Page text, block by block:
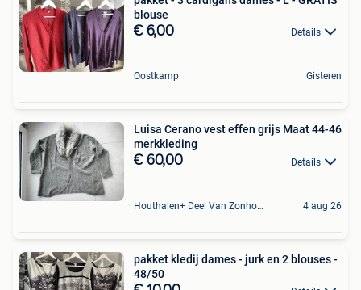
blouse
€ 6,00 Details
Oostkamp Gisteren
Luisa Cerano vest effen grijs Maat 44-46
merkkleding
€ 60,00 Details
Houthalen+ Deel Van Zonhoven En Zolder 4 aug 26
pakket kledij dames - jurk en 2 blouses -
48/50